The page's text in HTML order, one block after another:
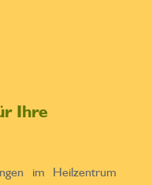
Ihre
im Heilzentrum